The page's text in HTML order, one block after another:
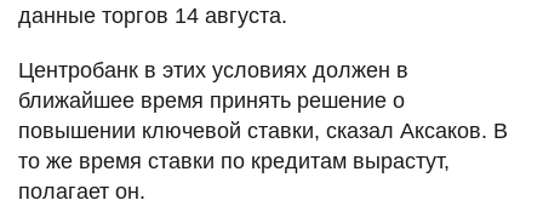
данные торгов 14 августа.
Центробанк в этих условиях должен в
ближайшее время принять решение о
повышении ключевой ставки, сказал Аксаков. В
то же время ставки по кредитам вырастут,
полагает он.